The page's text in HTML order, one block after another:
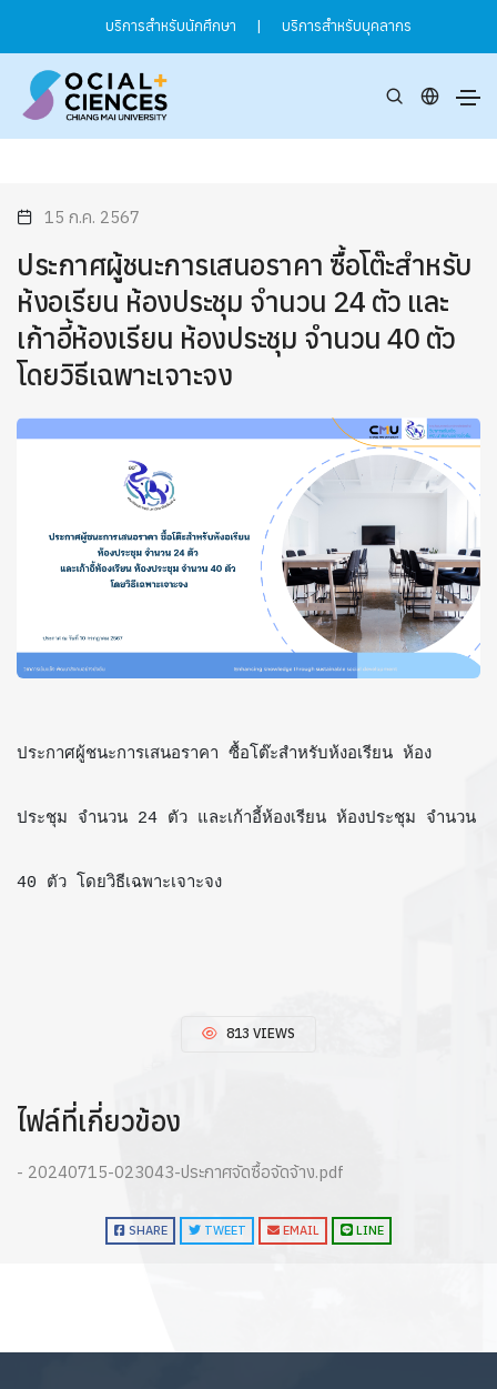
บริการสำหรับนักศึกษา | บริการสำหรับบุคลากร
15 ก.ค. 2567
ประกาศผู้ชนะการเสนอราคา ซื้อโต๊ะสำหรับ
ห้งอเรียน ห้องประชุม จำนวน 24 ตัว และ
เก้าอี้ห้องเรียน ห้องประชุม จำนวน 40 ตัว
โดยวิธีเฉพาะเจาะจง
ประกาศผู้ชนะการเสนอราคา ซื้อโต๊ะสำหรับห้งอเรียน ห้อง
ประชุม จำนวน 24 ตัว และเก้าอี้ห้องเรียน ห้องประชุม จำนวน
40 ตัว โดยวิธีเฉพาะเจาะจง
813 VIEWS
ไฟล์ที่เกี่ยวข้อง
- 20240715-023043-ประกาศจัดซื้อจัดจ้าง.pdf
SHARE TWEET EMAIL LINE